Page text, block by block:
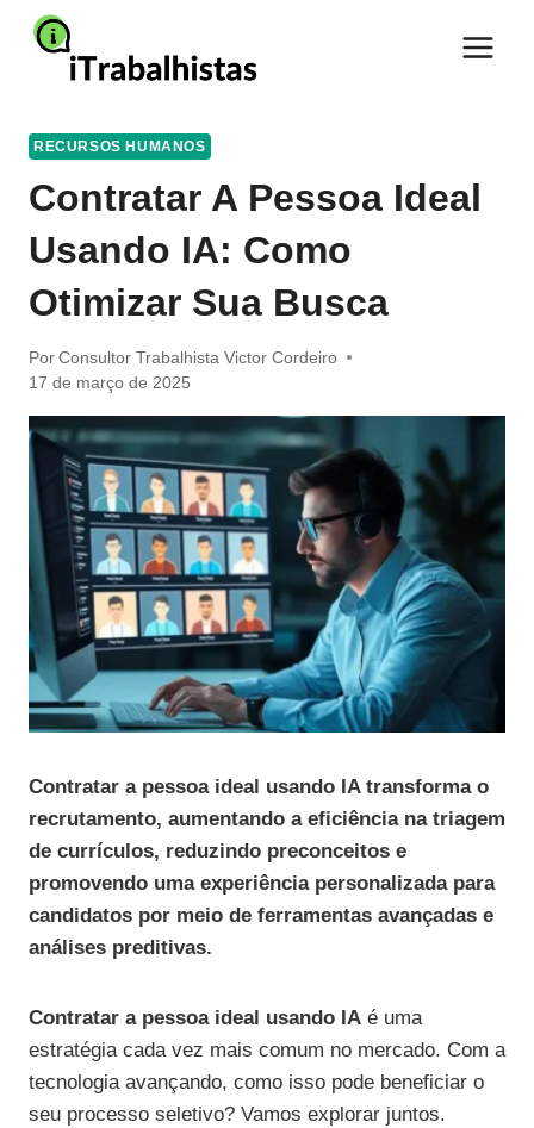
Pular
para
RECURSOS HUMANOS
Contratar A Pessoa Ideal
Usando IA: Como
Otimizar Sua Busca
Por Consultor Trabalhista Victor Cordeiro
17 de março de 2025
Contratar a pessoa ideal usando IA transforma o
recrutamento, aumentando a eficiência na triagem
de currículos, reduzindo preconceitos e
promovendo uma experiência personalizada para
candidatos por meio de ferramentas avançadas e
análises preditivas.
Contratar a pessoa ideal usando IA é uma
estratégia cada vez mais comum no mercado. Com a
tecnologia avançando, como isso pode beneficiar o
seu processo seletivo? Vamos explorar juntos.